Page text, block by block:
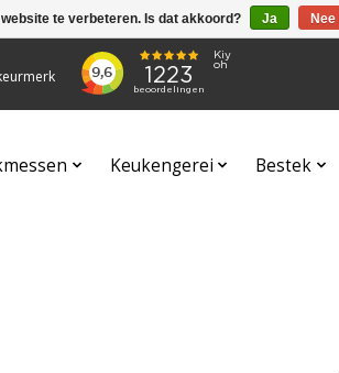
Keukengerei Bestek
te verbeteren. Is dat akkoord? Ja Nee